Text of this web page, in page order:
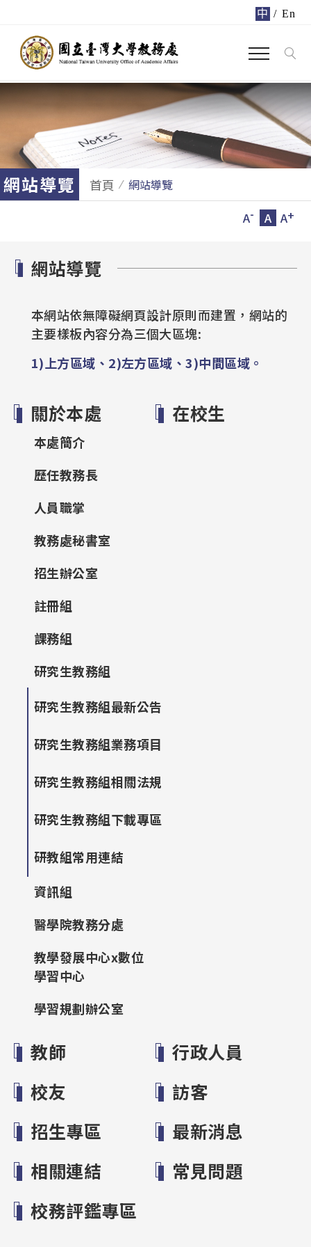
中 / En
網站導覽 首頁
網站導覽
A- A A+
網站導覽
本網站依無障礙網頁設計原則而建置，網站的
主要樣板內容分為三個大區塊:
1)上方區域、2)左方區域、3)中間區域。
關於本處
本處簡介
歷任教務長
人員職掌
教務處秘書室
招生辦公室
註冊組
課務組
研究生教務組
研究生教務組最新公告
研究生教務組業務項目
研究生教務組相關法規
研究生教務組下載專區
研教組常用連結
資訊組
醫學院教務分處
教學發展中心x數位
學習中心
學習規劃辦公室
在校生
教師
行政人員
校友
訪客
招生專區
最新消息
相關連結
常見問題
校務評鑑專區